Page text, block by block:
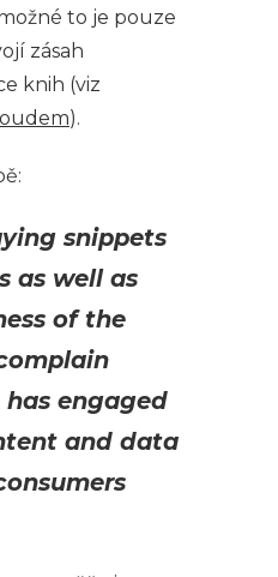
to je pouze
zásah
knih (viz
).
snippets
as well as
of the
engaged
and data